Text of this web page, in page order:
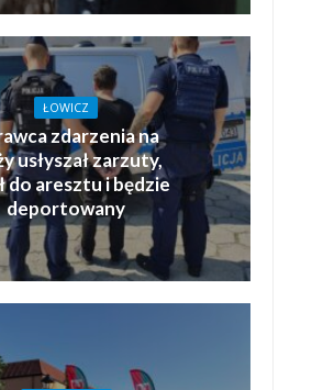
ŁOWICZ
zdarzenia na
usłyszał zarzuty,
do aresztu i będzie
deportowany